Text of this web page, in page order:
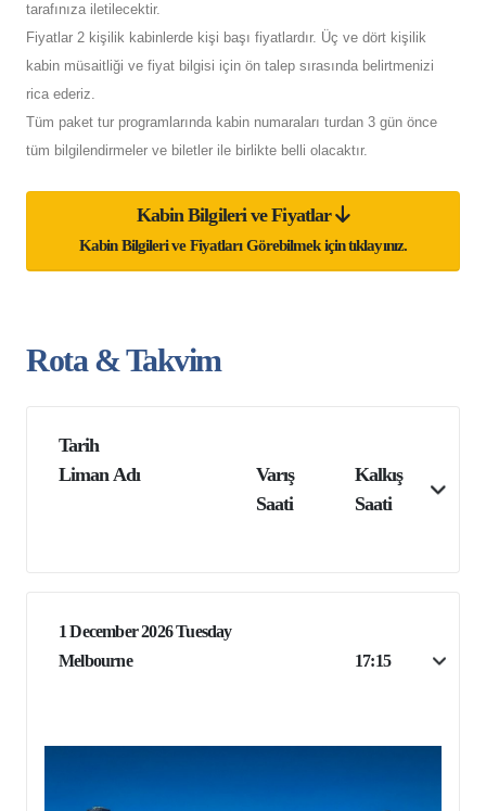
tarafınıza iletilecektir.
Fiyatlar 2 kişilik kabinlerde kişi başı fiyatlardır. Üç ve dört kişilik
kabin müsaitliği ve fiyat bilgisi için ön talep sırasında belirtmenizi
rica ederiz.
Tüm paket tur programlarında kabin numaraları turdan 3 gün önce
tüm bilgilendirmeler ve biletler ile birlikte belli olacaktır.
Kabin Bilgileri ve Fiyatlar
Kabin Bilgileri ve Fiyatları Görebilmek için tıklayınız.
Rota & Takvim
Tarih
Liman Adı
Varış
Saati
Kalkış
Saati
1 December 2026 Tuesday
Melbourne
17:15